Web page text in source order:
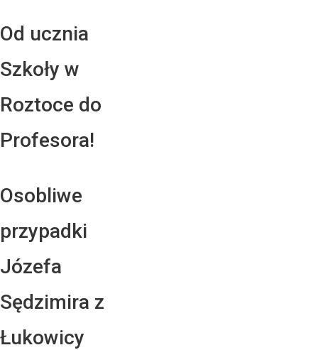
Od ucznia
Szkoły w
Roztoce do
Profesora!
Osobliwe
przypadki
Józefa
Sędzimira z
Łukowicy